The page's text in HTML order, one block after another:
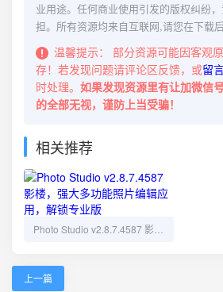
业用途。任何商业使用引发的版权纠纷
担。所有资源均来自互联网,请您在下载
温馨提示：
部分资源可能因客观
存！若发现问题请评论区反馈，或留
时处理。 如果发现资源里有让加微信
的全部无视，谨防上当受骗！
相关推荐
上一篇